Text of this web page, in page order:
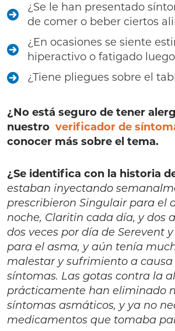
¿Se le han presentado
de comer o beber ciertos
¿En ocasiones se siente
hiperactivo o fatigado
¿Tiene pliegues sobre el
¿No está seguro de tener
nuestro verificador de
conocer más sobre el tema.
¿Se identifica con la historia
estaban inyectando
prescribieron Singulair para el
noche, Claritin cada día, y dos
dos veces por día de Serevent
para el asma, y aún tenía
malestar y sufrimiento a causa
síntomas. Las gotas contra la
prácticamente han eliminado
síntomas asmáticos, y ya no
medicamentos que tomaba